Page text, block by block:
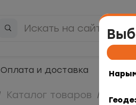
Оплата и доставка
Каталог товаров